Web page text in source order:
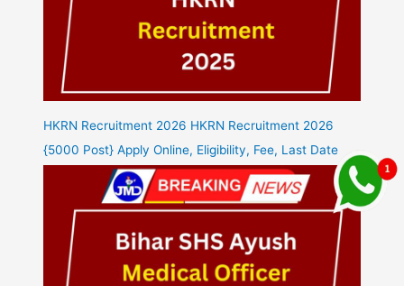
HKRN Recruitment 2026 HKRN Recruitment 2026
{5000 Post} Apply Online, Eligibility, Fee, Last Date